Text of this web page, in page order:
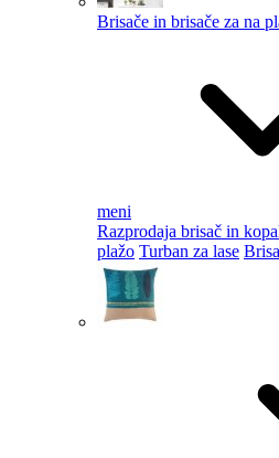
Brisače in brisače za na
meni
Razprodaja brisač in
plažo Turban za lase